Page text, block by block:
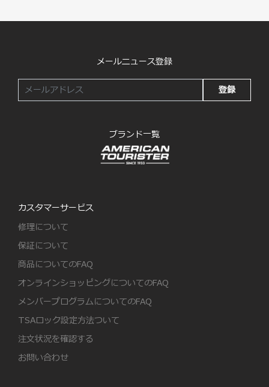
メールニュース登録
登録
ブランド一覧
カスタマーサービス
修理について
保証について
商品についてのFAQ
オンラインショッピングについてのFAQ
メンバープログラムについてのFAQ
TSAロック設定方法ついて
注文状況を確認する
お問い合わせ